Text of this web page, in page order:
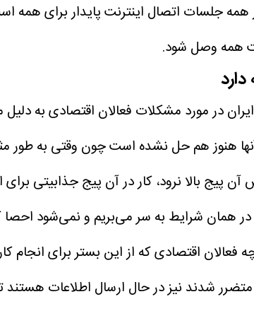
جلسات اتصال اینترنت پایدار برای همه
همه وصل شود.
در مورد مشکلات فعالان اقتصادی به
هنوز هم حل نشده است چون وقتی به طور
پیج بالا نرود، کار در آن پیج جذابیتی برای
در همان شرایط به سر می‌بریم و نمی‌شود
اقتصادی که از این بستر برای انجام
متضرر شدند نیز در حال ارسال اطلاعات